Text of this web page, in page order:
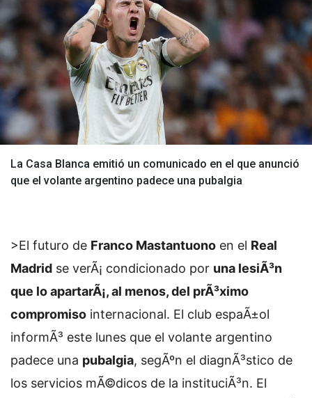
La Casa Blanca emitió un comunicado en el que anunció
que el volante argentino padece una pubalgia
>El futuro de Franco Mastantuono en el Real
Madrid se verÃ¡ condicionado por una lesiÃ³n
que lo apartarÃ¡, al menos, del prÃ³ximo
compromiso internacional. El club espaÃ±ol
informÃ³ este lunes que el volante argentino
padece una pubalgia, segÃºn el diagnÃ³stico de
los servicios mÃ©dicos de la instituciÃ³n. El